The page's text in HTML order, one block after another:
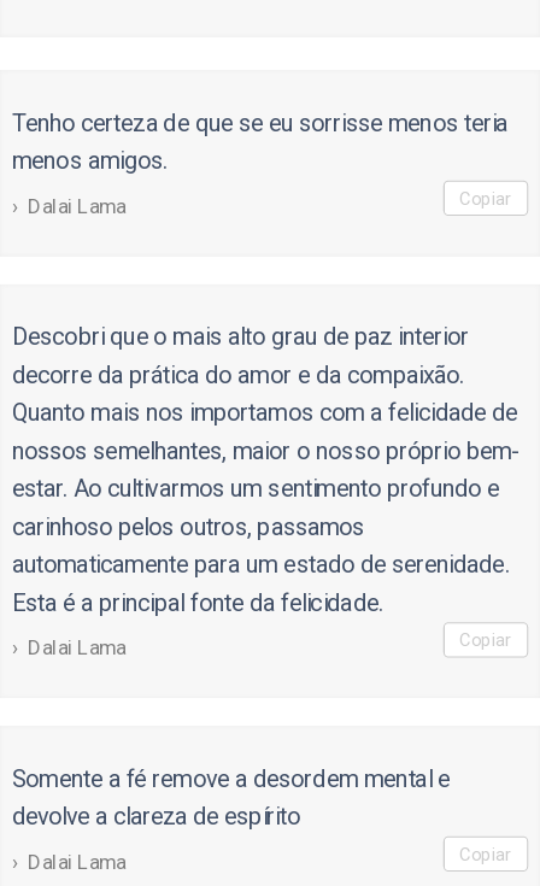
Tenho certeza de que se eu sorrisse menos teria
menos amigos.
Dalai Lama Copiar
Descobri que o mais alto grau de paz interior
decorre da prática do amor e da compaixão.
Quanto mais nos importamos com a felicidade de
nossos semelhantes, maior o nosso próprio bem-
estar. Ao cultivarmos um sentimento profundo e
carinhoso pelos outros, passamos
automaticamente para um estado de serenidade.
Esta é a principal fonte da felicidade.
Dalai Lama Copiar
Somente a fé remove a desordem mental e
devolve a clareza de espírito
Dalai Lama Copiar